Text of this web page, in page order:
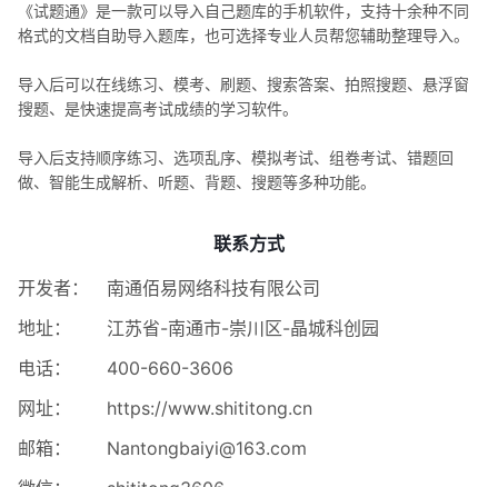
《试题通》是一款可以导入自己题库的手机软件，支持十余种不同
格式的文档自助导入题库，也可选择专业人员帮您辅助整理导入。
导入后可以在线练习、模考、刷题、搜索答案、拍照搜题、悬浮窗
搜题、是快速提高考试成绩的学习软件。
导入后支持顺序练习、选项乱序、模拟考试、组卷考试、错题回
做、智能生成解析、听题、背题、搜题等多种功能。
联系方式
开发者：
南通佰易网络科技有限公司
地址：
江苏省-南通市-崇川区-晶城科创园
电话：
400-660-3606
网址：
https://www.shititong.cn
邮箱：
Nantongbaiyi@163.com